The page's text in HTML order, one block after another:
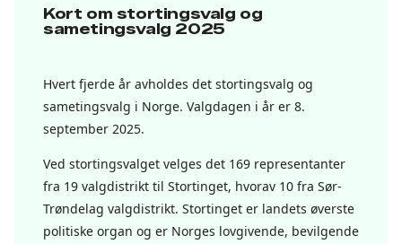
Kort om stortingsvalg og
sametingsvalg 2025
Hvert fjerde år avholdes det stortingsvalg og
sametingsvalg i Norge. Valgdagen i år er 8.
september 2025.
Ved stortingsvalget velges det 169 representanter
fra 19 valgdistrikt til Stortinget, hvorav 10 fra Sør-
Trøndelag valgdistrikt. Stortinget er landets øverste
politiske organ og er Norges lovgivende, bevilgende